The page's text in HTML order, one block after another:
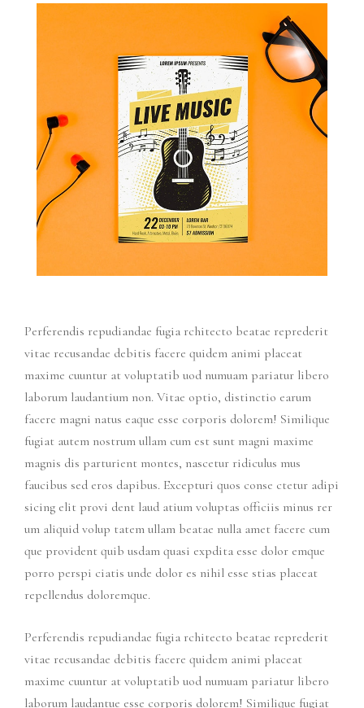
Perferendis repudiandae fugia rchitecto beatae reprederit
vitae recusandae debitis facere quidem animi placeat
maxime cuuntur at voluptatib uod numuam pariatur libero
laborum laudantium non. Vitae optio, distinctio earum
facere magni natus eaque esse corporis dolorem! Similique
fugiat autem nostrum ullam cum est sunt magni maxime
magnis dis parturient montes, nascetur ridiculus mus
faucibus sed eros dapibus. Excepturi quos conse ctetur adipi
sicing elit provi dent laud atium voluptas officiis minus rer
um aliquid volup tatem ullam beatae nulla amet facere cum
que provident quib usdam quasi expdita esse dolor emque
porro perspi ciatis unde dolor es nihil esse stias placeat
repellendus doloremque.
Perferendis repudiandae fugia rchitecto beatae reprederit
vitae recusandae debitis facere quidem animi placeat
maxime cuuntur at voluptatib uod numuam pariatur libero
laborum laudantue esse corporis dolorem! Similique fugiat